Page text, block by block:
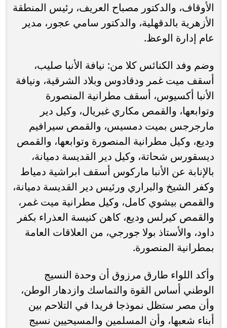
الأوقاف، والدكتور مصباح العريف، رئيس المنطقة
الأزهرية بالدقهلية، والدكتور سامي عجور، مدير
عام إدارة الوعظ.
وضم وفد الكنائس كلا من: نيافة الأنبا صليب،
أسقف ميت غمر ودقادوس وبلاد الشرقية، ونيافة
الأنبا أكسيوس، أسقف مطرانية المنصورة
وتوابعها، والقمص مكاري غبريال، وكيل دير
مارجرجس بميت دمسيس، والقمص سيرافيم
وديع، وكيل مطرانية المنصورة وتوابعها، والقمص
ديسقورس شحاتة، وكيل دير القديسة دميانة،
بالإنابة عن الأنبا ماركوس أسقف ابراشية دمياط
وكفر الشيخ والبراري ورئيس دير القديسة دميانة،
والقمص بيشوي كامل، وكيل مطرانية ميت غمر،
والقمص كيرلس وديع، كاهن كنيسة العذراء بكفر
داود، والأستاذ بولا جورجي، من العلاقات العامة
بمطرانية المنصورة.
وأكد اللواء طارق مرزوق أن وحدة النسيج
الوطني أساس القوة والتماسك وازدهار الوطن،
وأن مصر ستظل نموذجا فريدا في التلاحم بين
أبناء شعبها، وأن المسلمين والمسيحيين نسيج